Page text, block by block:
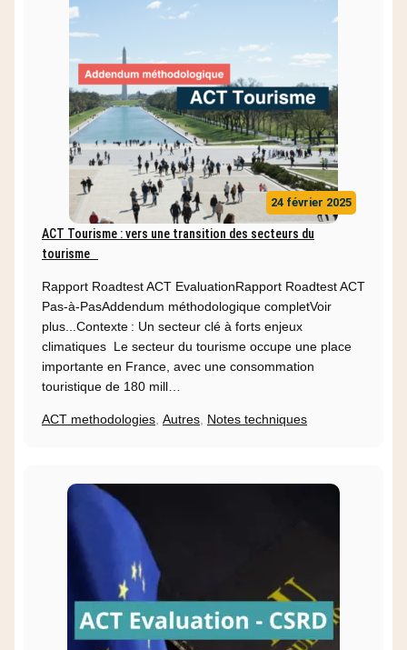
24 février 2025
ACT Tourisme : vers une transition des secteurs du
tourisme
Rapport Roadtest ACT EvaluationRapport Roadtest ACT
Pas-à-PasAddendum méthodologique completVoir
plus...Contexte : Un secteur clé à forts enjeux
climatiques Le secteur du tourisme occupe une place
importante en France, avec une consommation
touristique de 180 mill…
ACT methodologies Autres Notes techniques